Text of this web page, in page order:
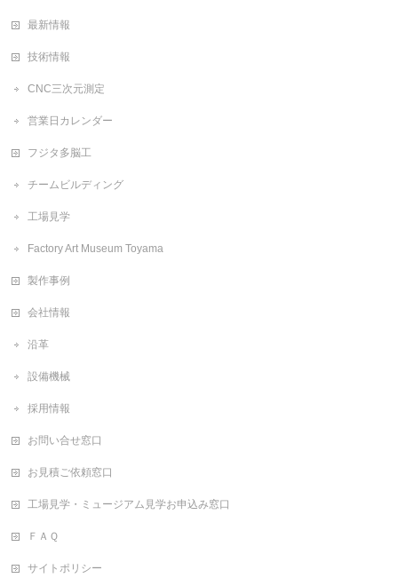
最新情報
技術情報
CNC三次元測定
営業日カレンダー
フジタ多脳工
チームビルディング
工場見学
Factory Art Museum Toyama
製作事例
会社情報
沿革
設備機械
採用情報
お問い合せ窓口
お見積ご依頼窓口
工場見学・ミュージアム見学お申込み窓口
ＦＡＱ
サイトポリシー